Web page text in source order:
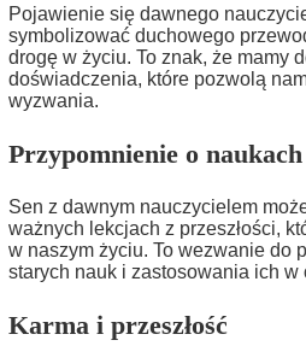
Pojawienie się dawnego
symbolizować duchowego
drogę w życiu. To znak, że mamy
doświadczenia, które pozwolą
wyzwania.
Przypomnienie o naukach
Sen z dawnym nauczycielem
ważnych lekcjach z przeszłości,
w naszym życiu. To wezwanie do
starych nauk i zastosowania ich w
Karma i przeszłość